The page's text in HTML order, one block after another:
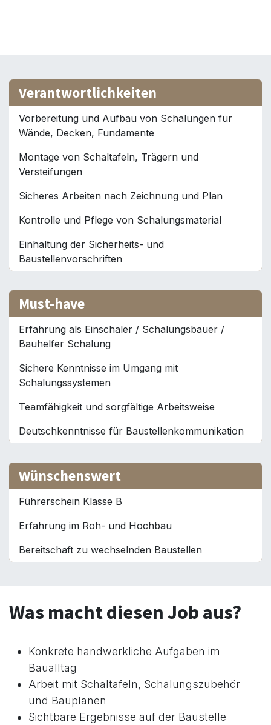
Verantwortlichkeiten
Vorbereitung und Aufbau von Schalungen für
Wände, Decken, Fundamente
Montage von Schaltafeln, Trägern und
Versteifungen
Sicheres Arbeiten nach Zeichnung und Plan
Kontrolle und Pflege von Schalungsmaterial
Einhaltung der Sicherheits- und
Baustellenvorschriften
Must-have
Erfahrung als Einschaler / Schalungsbauer /
Bauhelfer Schalung
Sichere Kenntnisse im Umgang mit
Schalungssystemen
Teamfähigkeit und sorgfältige Arbeitsweise
Deutschkenntnisse für Baustellenkommunikation
Wünschenswert
Führerschein Klasse B
Erfahrung im Roh- und Hochbau
Bereitschaft zu wechselnden Baustellen
Was macht diesen Job aus?
Konkrete handwerkliche Aufgaben im
Baualltag
Arbeit mit Schaltafeln, Schalungszubehör
und Bauplänen
Sichtbare Ergebnisse auf der Baustelle